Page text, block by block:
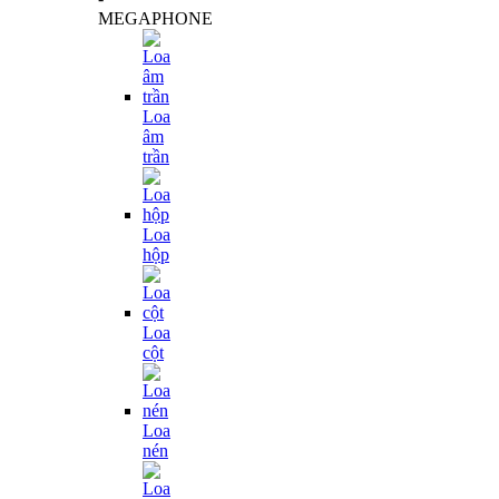
MEGAPHONE
Loa
âm
trần
Loa
hộp
Loa
cột
Loa
nén